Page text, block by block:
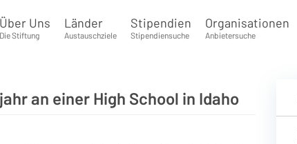
Über Uns
Die Stiftung
Länder
Austauschziele
Stipendien
Stipendiensuche
Organisationen
Anbietersuche
an einer High School in Idaho